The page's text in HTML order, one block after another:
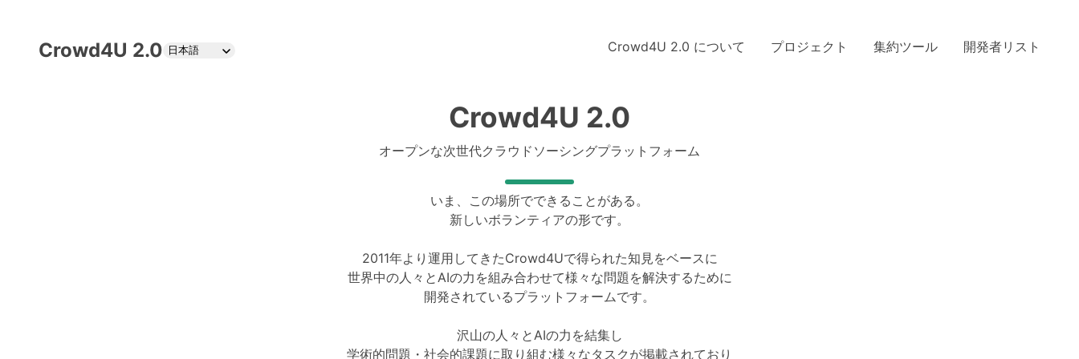
Crowd4U 2.0 日本語 Crowd4U 2.0 について プロジェクト 集約ツール 開発者リスト
Crowd4U 2.0
オープンな次世代クラウドソーシングプラットフォーム
いま、この場所でできることがある。
新しいボランティアの形です。
2011年より運用してきたCrowd4Uで得られた知見をベースに
世界中の人々とAIの力を組み合わせて様々な問題を解決するために
開発されているプラットフォームです。
沢山の人々とAIの力を結集し
学術的問題・社会的課題に取り組む様々なタスクが掲載されており